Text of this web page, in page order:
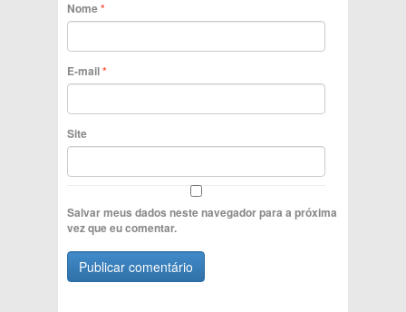
Nome*
E-mail*
Site
Salvar meus dados neste navegador para a próxima
vez que eu comentar.